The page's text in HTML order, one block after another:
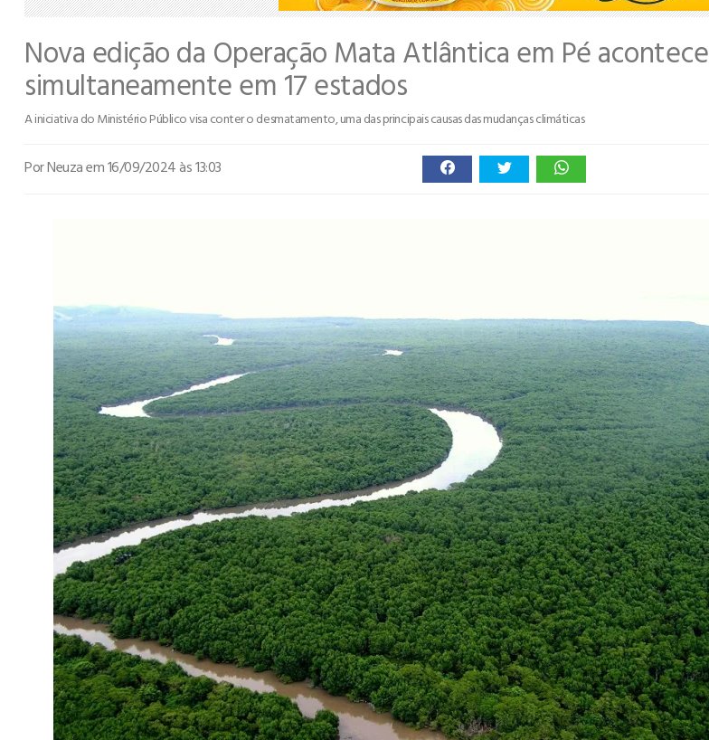
Nova edição da Operação Mata Atlântica em Pé acontece
simultaneamente em 17 estados
A iniciativa do Ministério Público visa conter o desmatamento, uma das principais causas das mudanças climáticas
Por Neuzaem 16/09/2024 às 13:03